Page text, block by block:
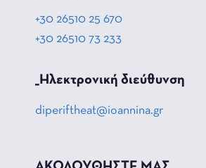
+30 26510 25 670
+30 26510 73 233
_Hλεκτρονική διεύθυνση
diperiftheat@ioannina.gr